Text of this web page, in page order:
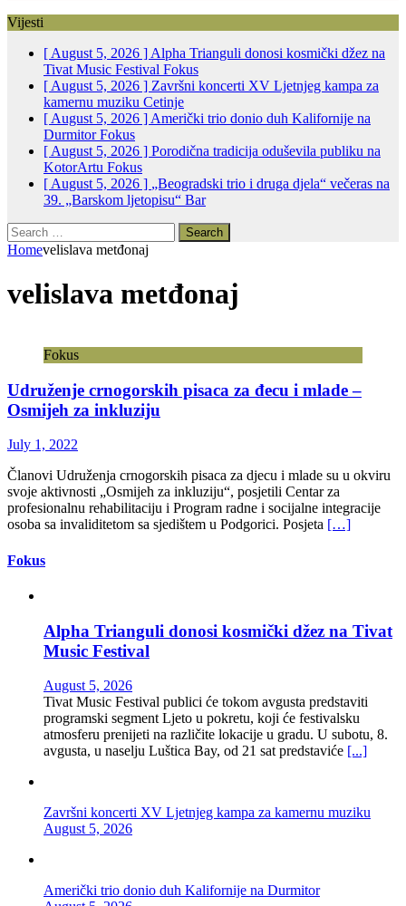
Vijesti
[ August 5, 2026 ] Alpha Trianguli donosi kosmički džez na
Tivat Music Festival Fokus
[ August 5, 2026 ] Završni koncerti XV Ljetnjeg kampa za
kamernu muziku Cetinje
[ August 5, 2026 ] Američki trio donio duh Kalifornije na
DurmitorFokus
[ August 5, 2026 ] Porodična tradicija oduševila publiku na
KotorArtu Fokus
[ August 5, 2026 ] „Beogradski trio i druga djela“ večeras na
39. „Barskom ljetopisu“ Bar
Search
for:
Homevelislava metđonaj
velislava metđonaj
Fokus
Udruženje crnogorskih pisaca za đecu i mlade –
Оsmijeh za inkluziju
July 1, 2022
Članovi Udruženja crnogorskih pisaca za djecu i mlade su u okviru
svoje aktivnosti „Osmijeh za inkluziju“, posjetili Centar za
profesionalnu rehabilitaciju i Program radne i socijalne integracije
osoba sa invaliditetom sa sjedištem u Podgorici. Posjeta […]
Fokus
Alpha Trianguli donosi kosmički džez na Tivat
Music Festival
August 5, 2026
Tivat Music Festival publici će tokom avgusta predstaviti
programski segment Ljeto u pokretu, koji će festivalsku
atmosferu prenijeti na različite lokacije u gradu. U subotu, 8.
avgusta, u naselju Luštica Bay, od 21 sat predstaviće [...]
Završni koncerti XV Ljetnjeg kampa za kamernu muziku
August 5, 2026
Američki trio donio duh Kalifornije na Durmitor